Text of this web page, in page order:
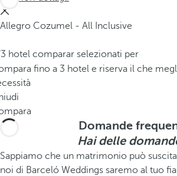
Allegro Cozumel - All Inclusive
hotel comparar selezionati per
fino a 3 hotel e riserva il che
Domande
Hai delle
Sappiamo che un matrimonio può
noi di Barceló Weddings saremo al tuo